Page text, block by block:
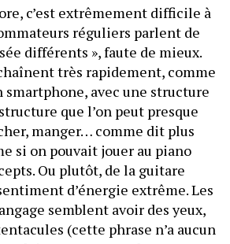
c’est extrêmement difficile à
réguliers parlent de
différents », faute de mieux.
très rapidement, comme
smartphone, avec une structure
que l’on peut presque
manger… comme dit plus
si on pouvait jouer au piano
Ou plutôt, de la guitare
d’énergie extrême. Les
semblent avoir des yeux,
(cette phrase n’a aucun